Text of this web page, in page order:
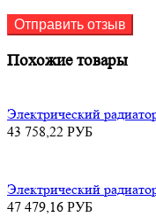
Похожие товары
Электрический
43 758,22 РУБ
Электрический
47 479,16 РУБ